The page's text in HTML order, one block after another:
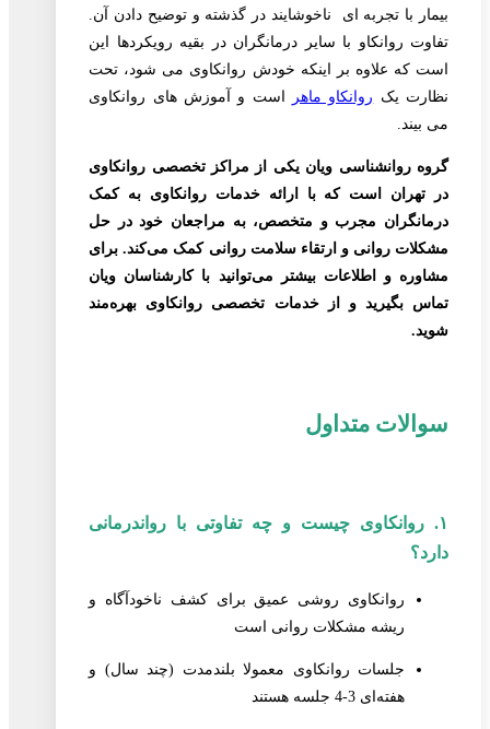
بیمار با تجربه ای ناخوشایند در گذشته و توضیح دادن آن.
تفاوت روانکاو با سایر درمانگران در بقیه رویکردها این
است که علاوه بر اینکه خودش روانکاوی می شود، تحت
نظارت یک روانکاو ماهر
است و آموزش های روانکاوی
می بیند.
گروه روانشناسی ویان یکی از مراکز تخصصی روانکاوی
در تهران است که با ارائه خدمات روانکاوی به کمک
درمانگران مجرب و متخصص، به مراجعان خود در حل
مشکلات روانی و ارتقاء سلامت روانی کمک می‌کند. برای
مشاوره و اطلاعات بیشتر می‌توانید با کارشناسان ویان
تماس بگیرید و از خدمات تخصصی روانکاوی بهره‌مند
شوید.
سوالات متداول
۱. روانکاوی چیست و چه تفاوتی با رواندرمانی
دارد؟
روانکاوی روشی عمیق برای کشف ناخودآگاه و
ریشه مشکلات روانی است
جلسات روانکاوی معمولا بلندمدت (چند سال) و
هفته‌ای 3-4 جلسه هستند